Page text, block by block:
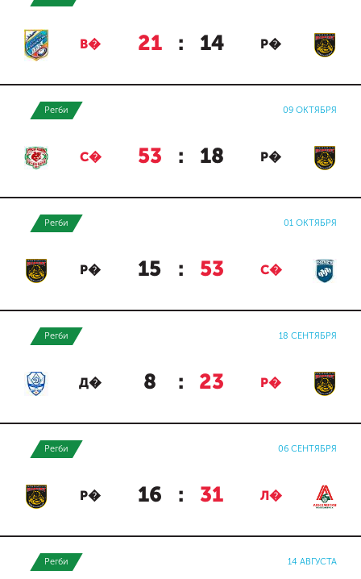
В� 21 : 14 Р�
Регби 09 ОКТЯБРЯ
С� 53 : 18 Р�
Регби 01 ОКТЯБРЯ
Р� 15 : 53 С�
Регби 18 СЕНТЯБРЯ
Д� 8 : 23 Р�
Регби 06 СЕНТЯБРЯ
Р� 16 : 31 Л�
Регби 14 АВГУСТА